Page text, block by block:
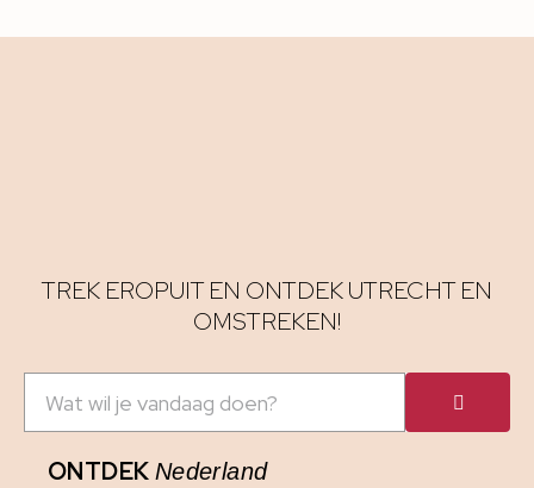
TREK EROPUIT EN ONTDEK UTRECHT EN
OMSTREKEN!
ONTDEK Nederland